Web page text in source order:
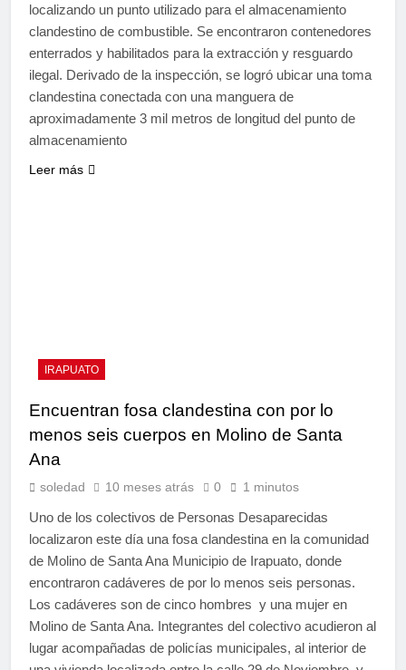
localizando un punto utilizado para el almacenamiento
clandestino de combustible. Se encontraron contenedores
enterrados y habilitados para la extracción y resguardo
ilegal. Derivado de la inspección, se logró ubicar una toma
clandestina conectada con una manguera de
aproximadamente 3 mil metros de longitud del punto de
almacenamiento
Leer más
IRAPUATO
Encuentran fosa clandestina con por lo
menos seis cuerpos en Molino de Santa
Ana
soledad 10 meses atrás 0 1 minutos
Uno de los colectivos de Personas Desaparecidas
localizaron este día una fosa clandestina en la comunidad
de Molino de Santa Ana Municipio de Irapuato, donde
encontraron cadáveres de por lo menos seis personas.
Los cadáveres son de cinco hombres y una mujer en
Molino de Santa Ana. Integrantes del colectivo acudieron al
lugar acompañadas de policías municipales, al interior de